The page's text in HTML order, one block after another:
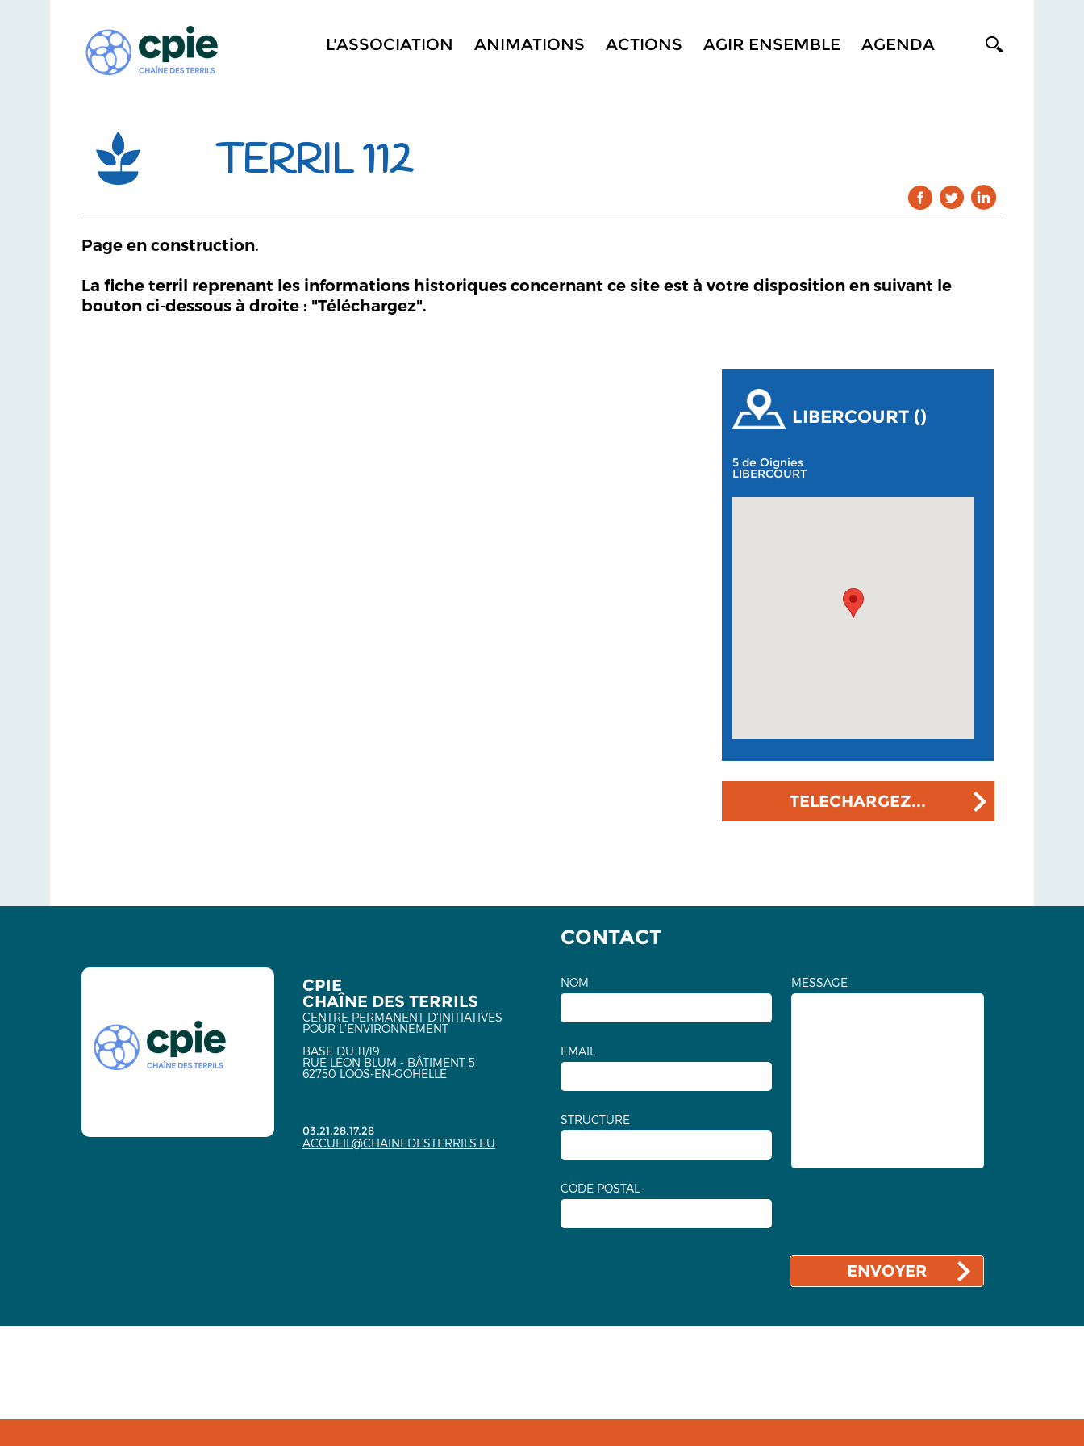
L'ASSOCIATION ANIMATIONS ACTIONS AGIR ENSEMBLE AGENDA
TERRIL 112
Page en construction.
La fiche terril reprenant les informations historiques concernant ce site est à votre disposition en suivant le
bouton ci-dessous à droite : "Téléchargez".
LIBERCOURT ()
5 de Oignies
LIBERCOURT
TELECHARGEZ...
CPIE
CHAÎNE DES TERRILS
CENTRE PERMANENT D'INITIATIVES
POUR L'ENVIRONNEMENT
BASE DU 11/19
RUE LÉON BLUM - BÂTIMENT 5
62750 LOOS-EN-GOHELLE
03.21.28.17.28
ACCUEIL@CHAINEDESTERRILS.EU
CONTACT
NOM
EMAIL
STRUCTURE
CODE POSTAL
MESSAGE